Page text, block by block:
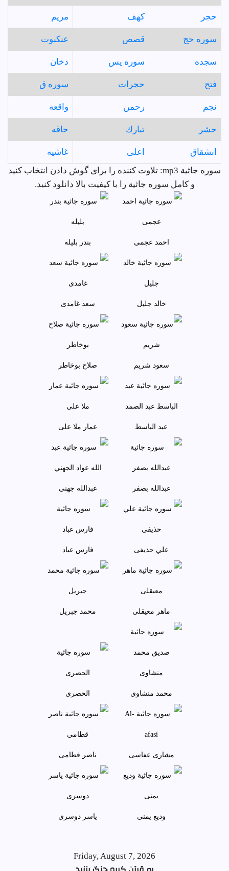
حجر كهف مريم
سوره حج قصص عنكبوت
سجده سوره يس دخان
فتح حجرات سوره ق
نجم رحمن واقعه
حشر تبارك حاقه
انشقاق اعلى
غاشيه
سوره جاثية mp3: تلاوت کننده را برای گوش دادن انتخاب کنید
و کامل سوره جاثية را با کیفیت بالا دانلود کنید.
احمد عجمى بندر بليله
خالد جليل سعد غامدی
سعود شريم صلاح بوخاطر
عبد الباسط عمار ملا علی
عبدالله بصفر عبدالله جهنی
علي حذيفی فارس عباد
ماهر معيقلی محمد جبريل
محمد منشاوی الحصری
مشاری عفاسی ناصر قطامی
وديع يمنی ياسر دوسری
Friday, August 7, 2026